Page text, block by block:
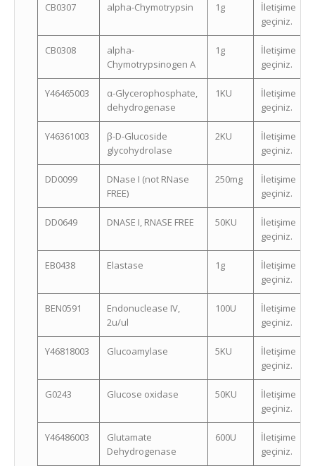
CB0307 alpha-Chymotrypsin 1g
İletişime
geçiniz.
CB0308
alpha-
Chymotrypsinogen A
1g
İletişime
geçiniz.
Y46465003
α-Glycerophosphate,
dehydrogenase
1KU
İletişime
geçiniz.
Y46361003
β-D-Glucoside
glycohydrolase
2KU
İletişime
geçiniz.
DD0099
DNase I (not RNase
FREE)
250mg
İletişime
geçiniz.
DD0649 DNASE I, RNASE FREE 50KU
İletişime
geçiniz.
EB0438 Elastase 1g
İletişime
geçiniz.
BEN0591
Endonuclease IV,
2u/ul
100U
İletişime
geçiniz.
Y46818003 Glucoamylase 5KU
İletişime
geçiniz.
G0243 Glucose oxidase 50KU
İletişime
geçiniz.
Y46486003
Glutamate
Dehydrogenase
600U
İletişime
geçiniz.